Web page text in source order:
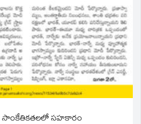
సాంకేతికతలలో సహకారం